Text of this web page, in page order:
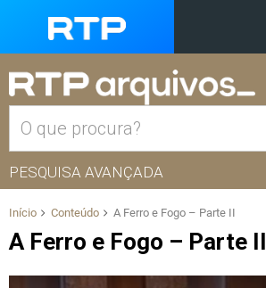
PESQUISA AVANÇADA
Início Conteúdo A Ferro e Fogo – Parte II
A Ferro e Fogo – Parte II